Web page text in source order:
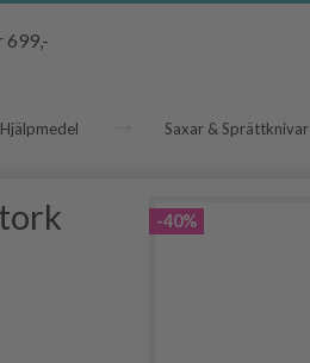
Hjälpmedel Saxar & Sprättknivar
-40%